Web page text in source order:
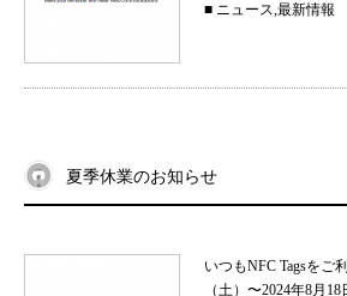
■ ニュース,最新情報
夏季休業のお知らせ
いつもNFC Tagsを
（土）〜2024年8月